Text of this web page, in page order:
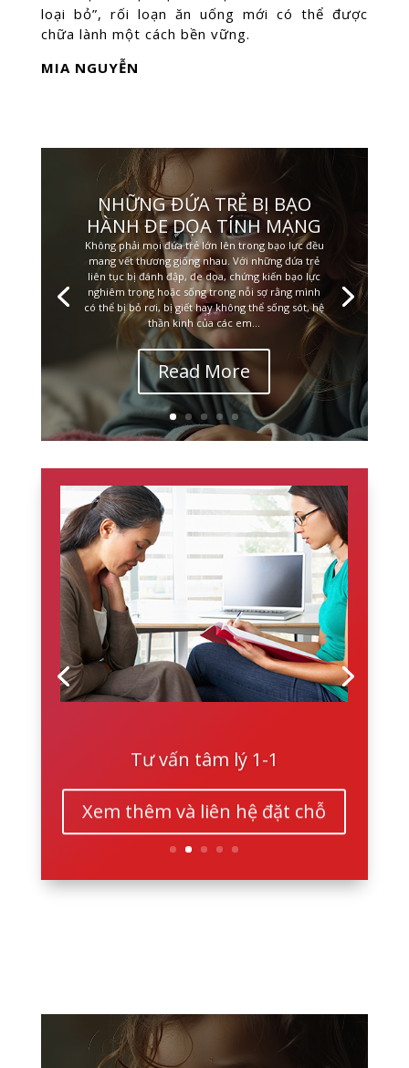
loại bỏ”, rối loạn ăn uống mới có thể được
chữa lành một cách bền vững.
MIA NGUYỄN
NHỮNG ĐỨA TRẺ BỊ BẠO
HÀNH ĐE DỌA TÍNH MẠNG
Không phải mọi đứa trẻ lớn lên trong bạo lực đều
mang vết thương giống nhau. Với những đứa trẻ
liên tục bị đánh đập, đe dọa, chứng kiến bạo lực
nghiêm trọng hoặc sống trong nỗi sợ rằng mình
có thể bị bỏ rơi, bị giết hay không thể sống sót, hệ
thần kinh của các em...
Read More
Tư vấn tâm lý 1-1
Xem thêm và liên hệ đặt chỗ